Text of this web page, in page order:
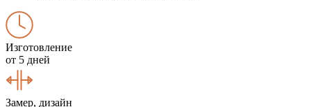
Изготовление
от 5 дней
Замер, дизайн